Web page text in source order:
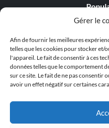
Gérer le
Afin de fournir les meilleures
telles que les cookies pour stocker et/
l'appareil. Le fait de consentir à ces
données telles que le comportement
sur ce site. Le fait de ne pas consentir
avoir un effet négatif sur certaines
Popular
Popular
LATEST